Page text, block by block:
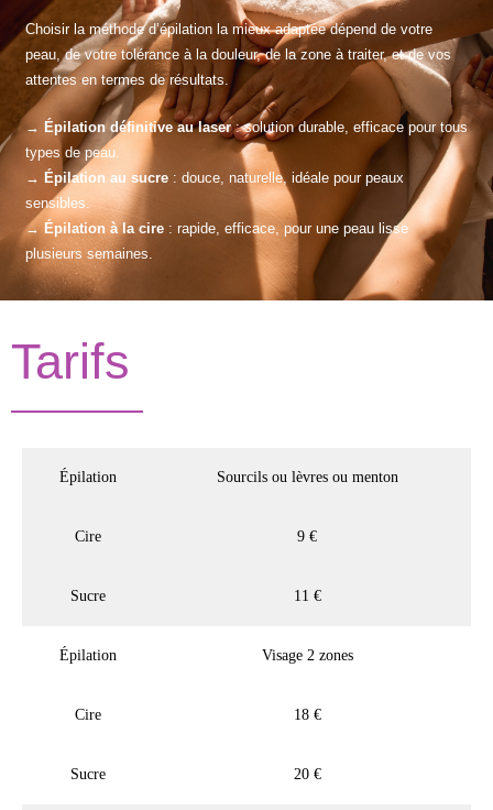
Choisir la méthode d’épilation la mieux adaptée dépend de votre
peau, de votre tolérance à la douleur, de la zone à traiter, et de vos
attentes en termes de résultats.
→ Épilation définitive au laser: solution durable, efficace pour tous
types de peau.
→ Épilation au sucre: douce, naturelle, idéale pour peaux
sensibles.
→ Épilation à la cire: rapide, efficace, pour une peau lisse
plusieurs semaines.
Tarifs
Épilation Sourcils ou lèvres ou menton
Cire 9 €
Sucre 11 €
Épilation Visage 2 zones
Cire 18 €
Sucre 20 €